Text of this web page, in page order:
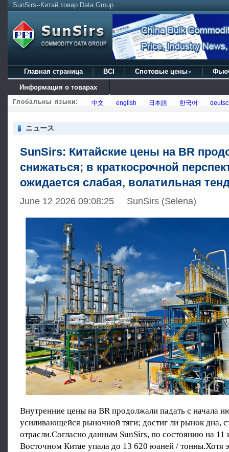
SunSirs--Китай товар Data Group
Главная страница BCI Спотовые цены ▼
Информация о товарах
Глобальны языки: 中文 english 日本語 한국어
ニュース
SunSirs: Китайские цены на BR
снижаться; в краткосрочной
ожидается слабая, волатильная
June 12 2026 09:08:25 SunSirs (Selena)
Внутренние цены на BR продолжали падать с начала
усиливающейся рыночной тяги; достиг ли рынок дна,
отрасли.Согласно данным SunSirs, по состоянию на 11
Восточном Китае упала до 13 620 юаней / тонны.Хотя